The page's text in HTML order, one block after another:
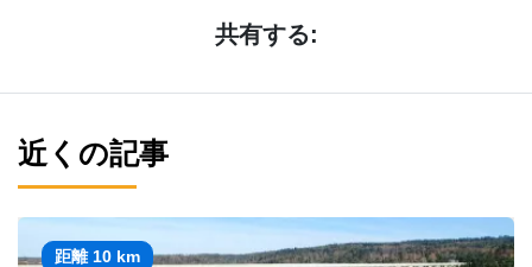
共有する:
近くの記事
距離 10 km